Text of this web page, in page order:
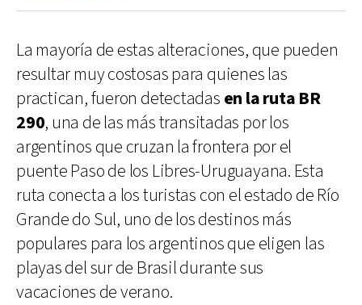
La mayoría de estas alteraciones, que pueden
resultar muy costosas para quienes las
practican, fueron detectadas en la ruta BR
290, una de las más transitadas por los
argentinos que cruzan la frontera por el
puente Paso de los Libres-Uruguayana. Esta
ruta conecta a los turistas con el estado de Río
Grande do Sul, uno de los destinos más
populares para los argentinos que eligen las
playas del sur de Brasil durante sus
vacaciones de verano.